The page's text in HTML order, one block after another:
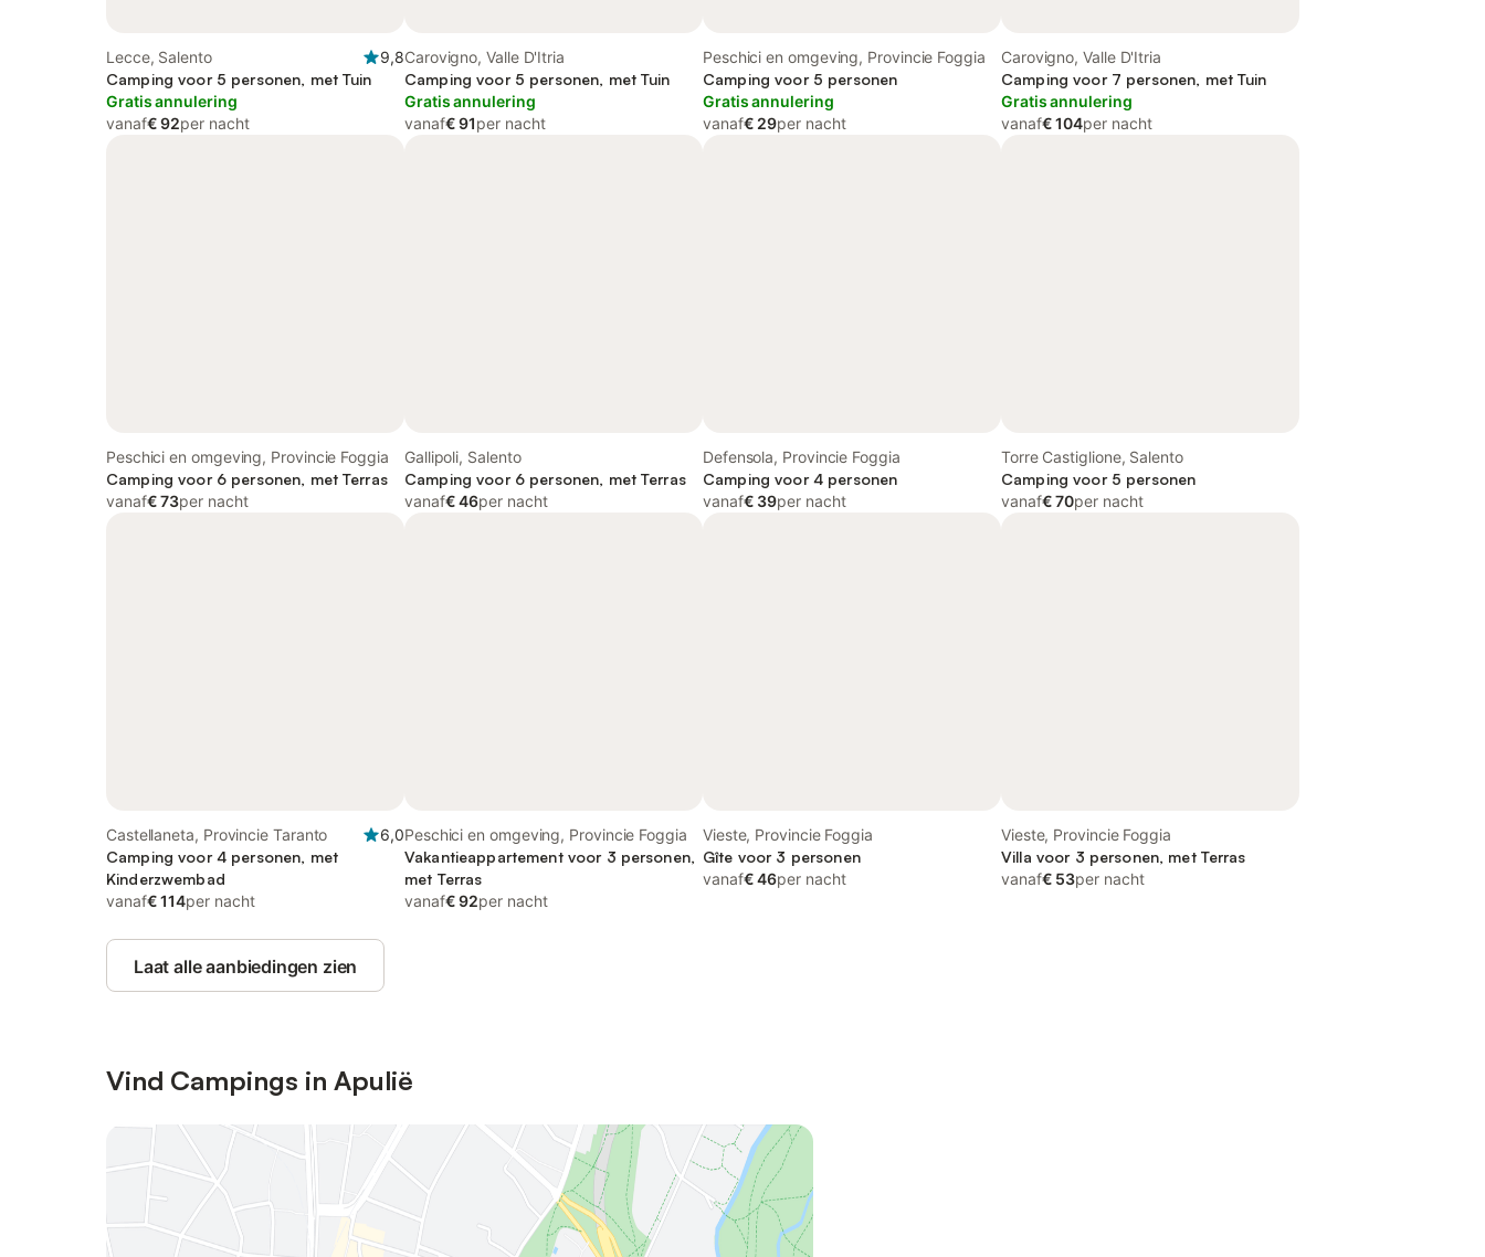
Lecce, Salento
9,8
Camping voor 5 personen, met Tuin
Gratis annulering
vanaf€ 92per nacht
Carovigno, Valle D'Itria
Camping voor 5 personen, met Tuin
Gratis annulering
vanaf€ 91per nacht
Peschici en omgeving, Provincie Foggia
Camping voor 5 personen
Gratis annulering
vanaf€ 29per nacht
Carovigno, Valle D'Itria
Camping voor 7 personen, met Tuin
Gratis annulering
vanaf€ 104per nacht
Peschici en omgeving, Provincie Foggia
Camping voor 6 personen, met Terras
vanaf€ 73per nacht
Gallipoli, Salento
Camping voor 6 personen, met Terras
vanaf€ 46per nacht
Defensola, Provincie Foggia
Camping voor 4 personen
vanaf€ 39per nacht
Torre Castiglione, Salento
Camping voor 5 personen
vanaf€ 70per nacht
Castellaneta, Provincie Taranto
6,0
Camping voor 4 personen, met
Kinderzwembad
vanaf€ 114per nacht
Peschici en omgeving, Provincie Foggia
Vakantieappartement voor 3 personen,
met Terras
vanaf€ 92per nacht
Vieste, Provincie Foggia
Gîte voor 3 personen
vanaf€ 46per nacht
Vieste, Provincie Foggia
Villa voor 3 personen, met Terras
vanaf€ 53per nacht
Laat alle aanbiedingen zien
Vind Campings in Apulië